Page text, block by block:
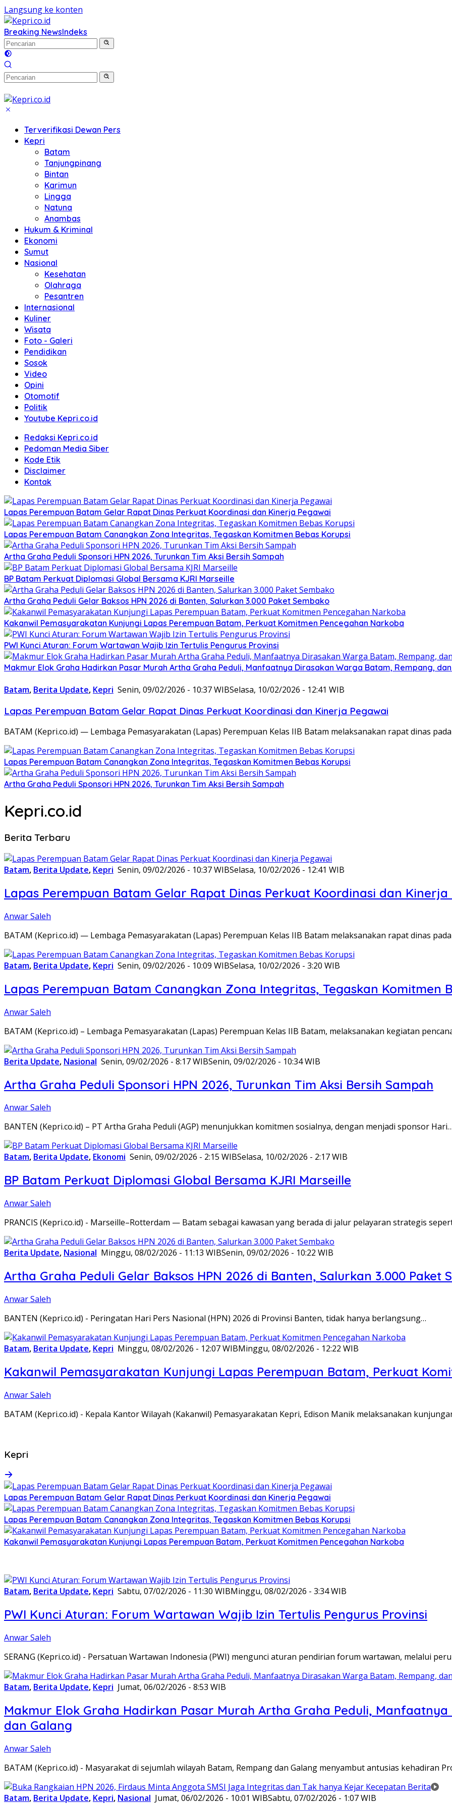
Langsung ke konten
Breaking NewsIndeks
Terverifikasi Dewan Pers
Kepri
Batam
Tanjungpinang
Bintan
Karimun
Lingga
Natuna
Anambas
Hukum & Kriminal
Ekonomi
Sumut
Nasional
Kesehatan
Olahraga
Pesantren
Internasional
Kuliner
Wisata
Foto - Galeri
Pendidikan
Sosok
Video
Opini
Otomotif
Politik
Youtube Kepri.co.id
Redaksi Kepri.co.id
Pedoman Media Siber
Kode Etik
Disclaimer
Kontak
Lapas Perempuan Batam Gelar Rapat Dinas Perkuat Koordinasi dan Kinerja Pegawai
Lapas Perempuan Batam Canangkan Zona Integritas, Tegaskan Komitmen Bebas Korupsi
Artha Graha Peduli Sponsori HPN 2026, Turunkan Tim Aksi Bersih Sampah
BP Batam Perkuat Diplomasi Global Bersama KJRI Marseille
Artha Graha Peduli Gelar Baksos HPN 2026 di Banten, Salurkan 3.000 Paket Sembako
Kakanwil Pemasyarakatan Kunjungi Lapas Perempuan Batam, Perkuat Komitmen Pencegahan Narkoba
PWI Kunci Aturan: Forum Wartawan Wajib Izin Tertulis Pengurus Provinsi
Makmur Elok Graha Hadirkan Pasar Murah Artha Graha Peduli, Manfaatnya Dirasakan Warga Batam, Rempang,
Batam, Berita Update, Kepri Senin, 09/02/2026 - 10:37 WIBSelasa, 10/02/2026 - 12:41 WIB
Lapas Perempuan Batam Gelar Rapat Dinas Perkuat Koordinasi dan Kinerja Pegawai
BATAM (Kepri.co.id) — Lembaga Pemasyarakatan (Lapas) Perempuan Kelas IIB Batam melaksanakan rapat dinas
Lapas Perempuan Batam Canangkan Zona Integritas, Tegaskan Komitmen Bebas Korupsi
Artha Graha Peduli Sponsori HPN 2026, Turunkan Tim Aksi Bersih Sampah
Kepri.co.id
Berita Terbaru
Batam, Berita Update, Kepri Senin, 09/02/2026 - 10:37 WIBSelasa, 10/02/2026 - 12:41 WIB
Lapas Perempuan Batam Gelar Rapat Dinas Perkuat Koordinasi dan Kinerja
Anwar Saleh
BATAM (Kepri.co.id) — Lembaga Pemasyarakatan (Lapas) Perempuan Kelas IIB Batam melaksanakan rapat dinas
Batam, Berita Update, Kepri Senin, 09/02/2026 - 10:09 WIBSelasa, 10/02/2026 - 3:20 WIB
Lapas Perempuan Batam Canangkan Zona Integritas, Tegaskan Komitmen
Anwar Saleh
BATAM (Kepri.co.id) – Lembaga Pemasyarakatan (Lapas) Perempuan Kelas IIB Batam, melaksanakan kegiatan
Berita Update, Nasional Senin, 09/02/2026 - 8:17 WIBSenin, 09/02/2026 - 10:34 WIB
Artha Graha Peduli Sponsori HPN 2026, Turunkan Tim Aksi Bersih Sampah
Anwar Saleh
BANTEN (Kepri.co.id) – PT Artha Graha Peduli (AGP) menunjukkan komitmen sosialnya, dengan menjadi sponsor Hari…
Batam, Berita Update, Ekonomi Senin, 09/02/2026 - 2:15 WIBSelasa, 10/02/2026 - 2:17 WIB
BP Batam Perkuat Diplomasi Global Bersama KJRI Marseille
Anwar Saleh
PRANCIS (Kepri.co.id) - Marseille–Rotterdam — Batam sebagai kawasan yang berada di jalur pelayaran strategis
Berita Update, Nasional Minggu, 08/02/2026 - 11:13 WIBSenin, 09/02/2026 - 10:22 WIB
Artha Graha Peduli Gelar Baksos HPN 2026 di Banten, Salurkan 3.000 Paket
Anwar Saleh
BANTEN (Kepri.co.id) - Peringatan Hari Pers Nasional (HPN) 2026 di Provinsi Banten, tidak hanya berlangsung…
Batam, Berita Update, Kepri Minggu, 08/02/2026 - 12:07 WIBMinggu, 08/02/2026 - 12:22 WIB
Kakanwil Pemasyarakatan Kunjungi Lapas Perempuan Batam, Perkuat
Anwar Saleh
BATAM (Kepri.co.id) - Kepala Kantor Wilayah (Kakanwil) Pemasyarakatan Kepri, Edison Manik melaksanakan
Kepri
Lapas Perempuan Batam Gelar Rapat Dinas Perkuat Koordinasi dan Kinerja Pegawai
Lapas Perempuan Batam Canangkan Zona Integritas, Tegaskan Komitmen Bebas Korupsi
Kakanwil Pemasyarakatan Kunjungi Lapas Perempuan Batam, Perkuat Komitmen Pencegahan Narkoba
Batam, Berita Update, Kepri Sabtu, 07/02/2026 - 11:30 WIBMinggu, 08/02/2026 - 3:34 WIB
PWI Kunci Aturan: Forum Wartawan Wajib Izin Tertulis Pengurus Provinsi
Anwar Saleh
SERANG (Kepri.co.id) - Persatuan Wartawan Indonesia (PWI) mengunci aturan pendirian forum wartawan, melalui
Batam, Berita Update, Kepri Jumat, 06/02/2026 - 8:53 WIB
Makmur Elok Graha Hadirkan Pasar Murah Artha Graha Peduli,
dan Galang
Anwar Saleh
BATAM (Kepri.co.id) - Masyarakat di sejumlah wilayah Batam, Rempang dan Galang menyambut antusias kehadiran
Batam, Berita Update, Kepri, Nasional Jumat, 06/02/2026 - 10:01 WIBSabtu, 07/02/2026 - 1:07 WIB